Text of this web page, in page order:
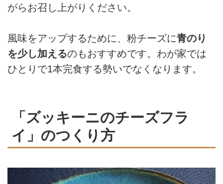
がらお召し上がりください。
風味をアップするために、粉チーズに青のり
を少し加えるのもおすすめです。わが家では
ひとりで1本完食する勢いでなくなります。
「ズッキーニのチーズフラ
イ」のつくり方